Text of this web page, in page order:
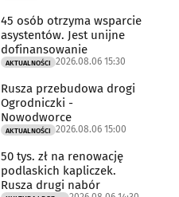
45 osób otrzyma wsparcie
asystentów. Jest unijne
dofinansowanie
AKTUALNOŚCI 2026.08.06 15:30
Rusza przebudowa drogi
Ogrodniczki -
Nowodworce
AKTUALNOŚCI 2026.08.06 15:00
50 tys. zł na renowację
podlaskich kapliczek.
Rusza drugi nabór